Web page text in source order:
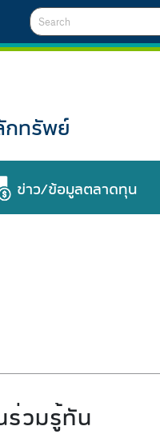
กทรัพย์
ข่าว/ข้อมูลตลาดทุน
ร่วมรู้ทัน